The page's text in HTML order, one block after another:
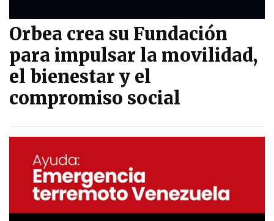
Orbea crea su Fundación
para impulsar la movilidad,
el bienestar y el
compromiso social